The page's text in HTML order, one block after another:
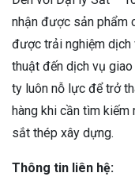
nhận được sản phẩm
được trải nghiệm
thuật đến dịch vụ giao
ty luôn nỗ lực để trở
hàng khi cần tìm
sắt thép xây dựng.
Thông tin liên hệ: